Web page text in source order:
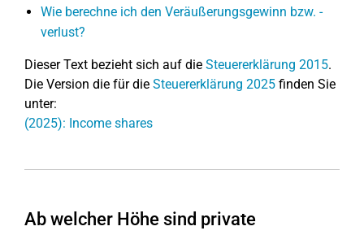
Wie berechne ich den Veräußerungsgewinn bzw. -
verlust?
Dieser Text bezieht sich auf die Steuererklärung 2015.
Die Version die für die Steuererklärung 2025 finden Sie
unter:
(2025): Income shares
Ab welcher Höhe sind private